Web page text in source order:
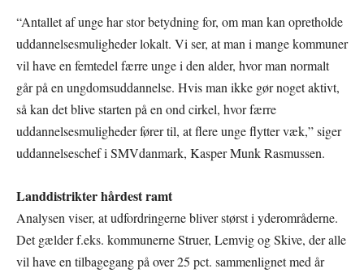
“Antallet af unge har stor betydning for, om man kan opretholde
uddannelsesmuligheder lokalt. Vi ser, at man i mange kommuner
vil have en femtedel færre unge i den alder, hvor man normalt
går på en ungdomsuddannelse. Hvis man ikke gør noget aktivt,
så kan det blive starten på en ond cirkel, hvor færre
uddannelsesmuligheder fører til, at flere unge flytter væk,” siger
uddannelseschef i SMVdanmark, Kasper Munk Rasmussen.
Landdistrikter hårdest ramt
Analysen viser, at udfordringerne bliver størst i yderområderne.
Det gælder f.eks. kommunerne Struer, Lemvig og Skive, der alle
vil have en tilbagegang på over 25 pct. sammenlignet med år